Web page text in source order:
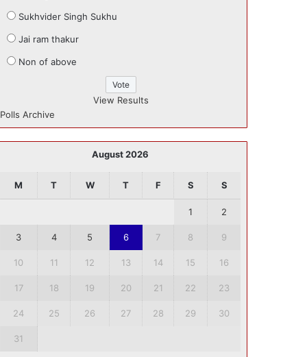
Sukhvider Singh Sukhu
Jai ram thakur
Non of above
View Results
Polls Archive
August 2026
M T W T F S S
1 2
3 4 5 6 7 8 9
10 11 12 13 14 15 16
17 18 19 20 21 22 23
24 25 26 27 28 29 30
31